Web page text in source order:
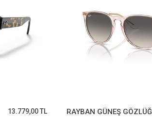
13.779,00 TL